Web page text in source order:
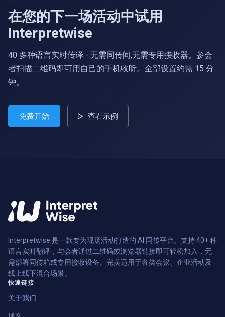
在您的下一场活动中试用
Interpretwise
40 多种语言实时传译 - 无需同传间,无需专用接收器。参会
者扫描二维码即可用自己的手机收听。全部设置约需 15 分
钟。
免费开始 查看示例
Interpretwise 是一款专为现场活动打造的 AI 同传平台。支持 40+ 种
语言实时翻译，与会者通过二维码或浏览器链接即可轻松加入，无
需部署同传箱或专用接收设备。完美适用于各类会议、企业活动及
线上线下混合场景。
快速链接
关于我们